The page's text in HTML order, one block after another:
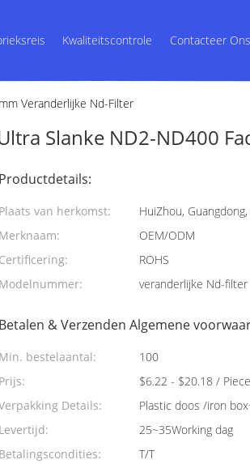
Kwaliteitscontrole Contacteer Ons
Veranderlijke Nd-Filter
Slanke ND2-ND400
Productdetails:
Plaats van herkomst:
HuiZhou,
Merknaam:
OEM/ODM
Certificering:
ROHS
Modelnummer:
veranderlijke Nd-filter
Betalen & Verzenden Algemene
Min. bestelaantal:
100
Prijs:
$6.22 - $20.18 / Piece
Details:
Plastic doos /iron
Levertijd:
25~35Working dag
Betalingscondities:
T/T